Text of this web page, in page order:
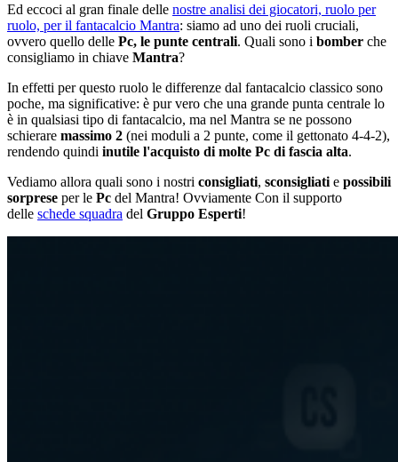
Ed eccoci al gran finale delle nostre analisi dei giocatori, ruolo per
ruolo, per il fantacalcio Mantra: siamo ad uno dei ruoli cruciali,
ovvero quello delle Pc, le punte centrali. Quali sono i bomber che
consigliamo in chiave Mantra?
In effetti per questo ruolo le differenze dal fantacalcio classico sono
poche, ma significative: è pur vero che una grande punta centrale lo
è in qualsiasi tipo di fantacalcio, ma nel Mantra se ne possono
schierare massimo 2 (nei moduli a 2 punte, come il gettonato 4-4-2),
rendendo quindi inutile l'acquisto di molte Pc di fascia alta.
Vediamo allora quali sono i nostri consigliati, sconsigliati e possibili
sorprese per le Pc del Mantra! Ovviamente Con il supporto
delle schede squadra del Gruppo Esperti!